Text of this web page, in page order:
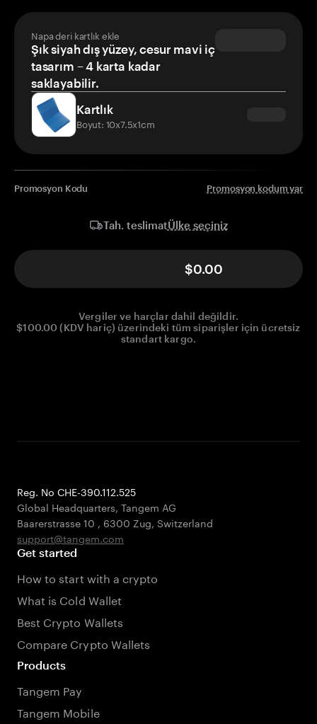
Napa deri kartlık ekle
Şık siyah dış yüzey, cesur mavi iç
tasarım – 4 karta kadar
saklayabilir.
Kartlık
Boyut: 10x7.5x1cm
Promosyon Kodu Promosyon kodum var
Tah. teslimatÜlke seçiniz
$0.00
Vergiler ve harçlar dahil değildir.
$100.00 (KDV hariç) üzerindeki tüm siparişler için ücretsiz
standart kargo.
Reg. No CHE-390.112.525
Global Headquarters, Tangem AG
Baarerstrasse 10 , 6300 Zug, Switzerland
support@tangem.com
Get started
How to start with a crypto
What is Cold Wallet
Best Crypto Wallets
Compare Crypto Wallets
Products
Tangem Pay
Tangem Mobile